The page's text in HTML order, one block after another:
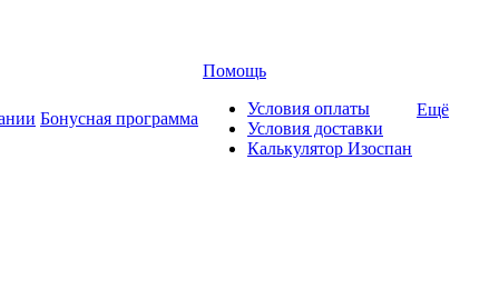
Бонусная программа
Помощь
Условия оплаты
Условия доставки
Калькулятор Изоспан
Ещё